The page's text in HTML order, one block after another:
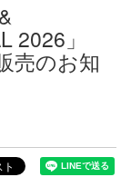
2026」
売のお知